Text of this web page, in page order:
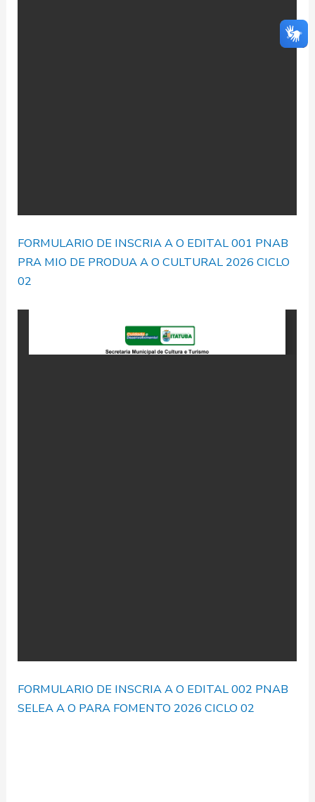
FORMULARIO DE INSCRIA A O EDITAL 001 PNAB
PRA MIO DE PRODUA A O CULTURAL 2026 CICLO
02
FORMULARIO DE INSCRIA A O EDITAL 002 PNAB
SELEA A O PARA FOMENTO 2026 CICLO 02